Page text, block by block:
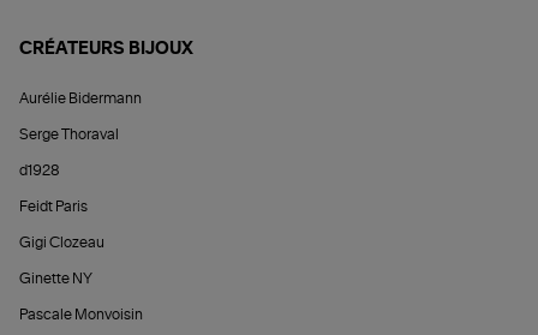
CRÉATEURS BIJOUX
Aurélie Bidermann
Serge Thoraval
d1928
Feidt Paris
Gigi Clozeau
Ginette NY
Pascale Monvoisin